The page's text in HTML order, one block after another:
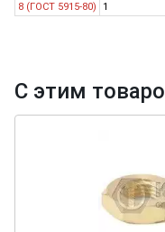
8 (ГОСТ 5915-80)
1
С этим